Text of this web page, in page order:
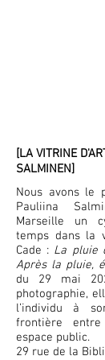
[LA VITRINE
SALMINEN]
Nous avons le
Pauliina
Marseille un
temps dans la
Cade : La pluie
Après la pluie,
du 29 mai
photographie,
l’individu à
frontière entre
espace public.
29 rue de la